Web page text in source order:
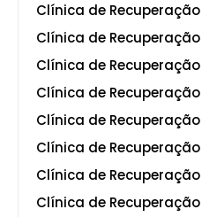
Clínica de
Clínica de Recuperação
Clínica de
Clínica de
Clínica de
Clínica de Recuperação
Clínica de
Clínica de